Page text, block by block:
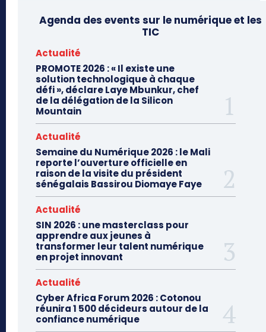
Agenda des events sur le numérique et les
TIC
Actualité
PROMOTE 2026 : « Il existe une
solution technologique à chaque
défi », déclare Laye Mbunkur, chef
de la délégation de la Silicon
Mountain
Actualité
Semaine du Numérique 2026 : le Mali
reporte l’ouverture officielle en
raison de la visite du président
sénégalais Bassirou Diomaye Faye
Actualité
SIN 2026 : une masterclass pour
apprendre aux jeunes à
transformer leur talent numérique
en projet innovant
Actualité
Cyber Africa Forum 2026 : Cotonou
réunira 1 500 décideurs autour de la
confiance numérique